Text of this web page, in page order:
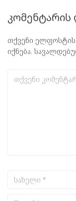
კომენტარის
თქვენი ელფოსტის
იქნება.